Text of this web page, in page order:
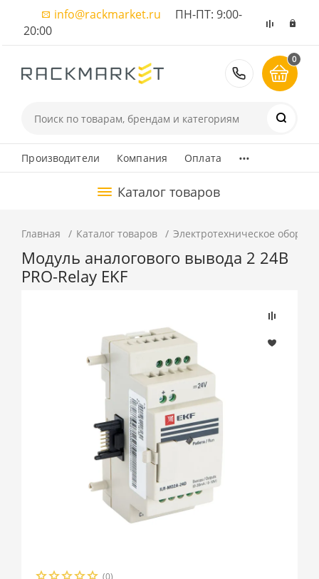
info@rackmarket.ru ПН-ПТ: 9:00-
20:00
8 (495)
0
Производители Компания Оплата ...
Каталог товаров
Главная Каталог товаров Электротехническое
Модуль аналогового вывода 2 24В
PRO-Relay EKF